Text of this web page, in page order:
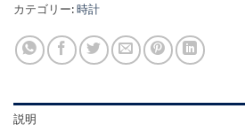
カテゴリー:時計
説明